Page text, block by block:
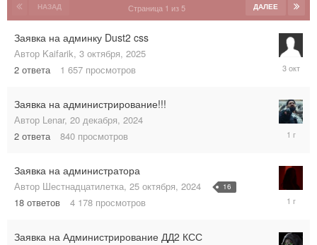
НАЗАД ДАЛЕЕ
Страница 1 из 5
Заявка на админку Dust2 css
Автор Kaifarik, 3 октября, 2025
2 ответа 1 657 просмотров
3
октября,
Заявка на администрирование!!!
Автор Lenar, 20 декабря, 2024
2 ответа 840 просмотров
декабря,
Заявка на администратора
Автор Шестнадцатилетка, 25 октября, 2024 16
18 ответов 4 178 просмотров
декабря,
Заявка на Администрирование ДД2 КСС